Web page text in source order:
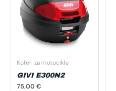
Koferi za motocikle
GIVI E300N2
75,00€